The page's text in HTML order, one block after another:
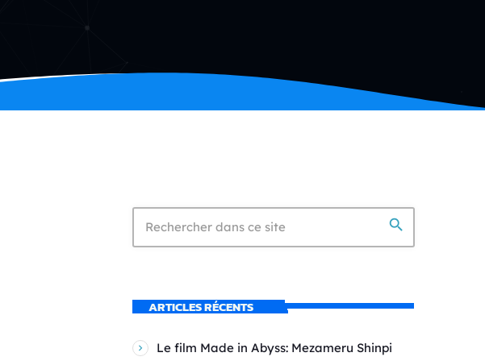
search
ARTICLES RÉCENTS
Le film Made in Abyss: Mezameru Shinpi